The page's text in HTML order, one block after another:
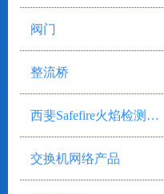
阀门
整流桥
西斐Safefire火焰检测系统
交换机网络产品